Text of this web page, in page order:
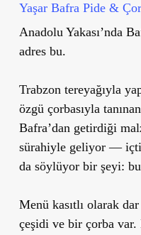
Yaşar Bafra Pide &
Anadolu Yakası’nda
adres bu.
Trabzon tereyağıyla
özgü çorbasıyla
Bafra’dan getirdiği
sürahiyle geliyor —
da söylüyor bir şeyi:
Menü kasıtlı olarak
çeşidi ve bir çorba var.